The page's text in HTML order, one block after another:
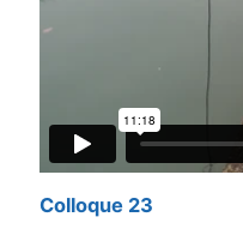
Colloque 23